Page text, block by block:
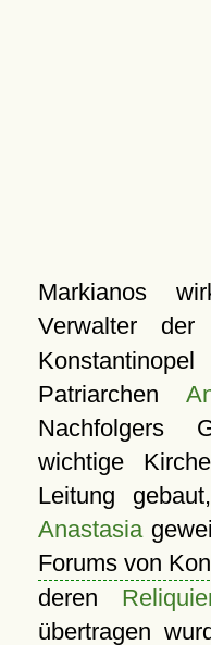
Markianos
Verwalter der
Patriarchen
Nachfolgers
wichtige
Leitung
Anastasia
Forums von
deren
übertragen